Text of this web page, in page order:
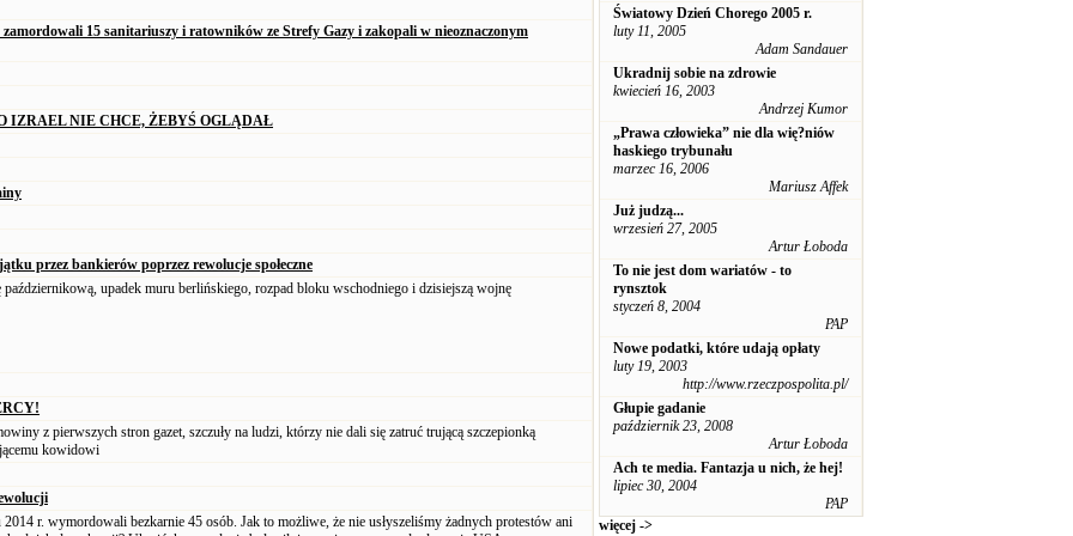
zamordowali 15 sanitariuszy i ratowników ze Strefy Gazy i zakopali w nieoznaczonym
IZRAEL NIE CHCE, ŻEBYŚ OGLĄDAŁ
przez bankierów poprzez rewolucje społeczne
październikową, upadek muru berlińskiego, rozpad bloku wschodniego i dzisiejszą wojnę
z pierwszych stron gazet, szczuły na ludzi, którzy nie dali się zatruć trującą szczepionką
kowidowi
r. wymordowali bezkarnie 45 osób. Jak to możliwe, że nie usłyszeliśmy żadnych protestów ani
Światowy Dzień Chorego 2005 r.
luty 11, 2005
Adam Sandauer
Ukradnij sobie na zdrowie
kwiecień 16, 2003
Andrzej Kumor
„Prawa człowieka” nie dla wię?niów
haskiego trybunału
marzec 16, 2006
Mariusz Affek
Już judzą...
wrzesień 27, 2005
Artur Łoboda
To nie jest dom wariatów - to
rynsztok
styczeń 8, 2004
PAP
Nowe podatki, które udają opłaty
luty 19, 2003
http://www.rzeczpospolita.pl/
Głupie gadanie
październik 23, 2008
Artur Łoboda
Ach te media. Fantazja u nich, że hej!
lipiec 30, 2004
PAP
więcej ->